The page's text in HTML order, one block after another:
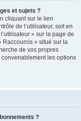
et sujets ?
cliquant sur le lien
de l’utilisateur, soit en
» sur la page de
Raccourcis » situé sur la
de vos propres
les options
?